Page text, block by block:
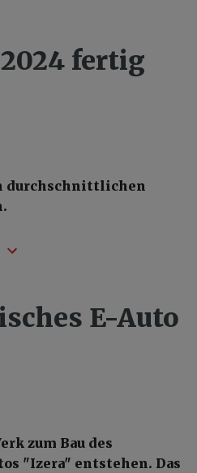
fertig
durchschnittlichen
E-Auto
zum Bau des
"Izera" entstehen. Das